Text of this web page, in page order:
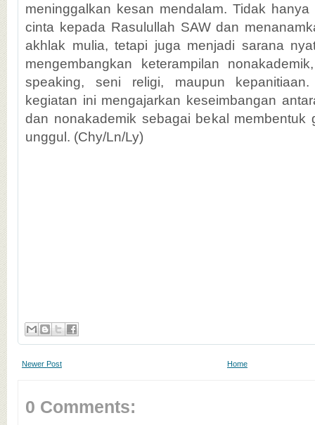
meninggalkan kesan mendalam. Tidak
cinta kepada Rasulullah SAW dan
akhlak mulia, tetapi juga menjadi sarana
mengembangkan keterampilan
speaking, seni religi, maupun
kegiatan ini mengajarkan keseimbangan
dan nonakademik sebagai bekal membentuk
unggul. (Chy/Ln/Ly)
Newer Post Home
0 Comments: